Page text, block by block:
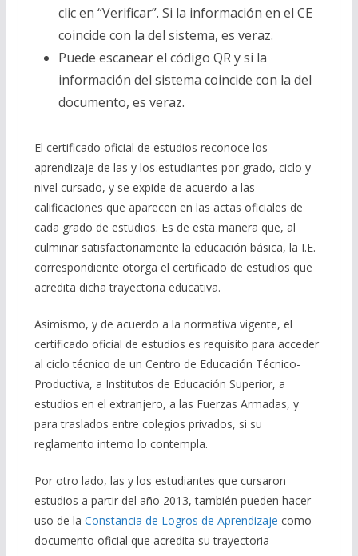
clic en “Verificar”. Si la información en el CE
coincide con la del sistema, es veraz.
Puede escanear el código QR y si la
información del sistema coincide con la del
documento, es veraz.
El certificado oficial de estudios reconoce los
aprendizaje de las y los estudiantes por grado, ciclo y
nivel cursado, y se expide de acuerdo a las
calificaciones que aparecen en las actas oficiales de
cada grado de estudios. Es de esta manera que, al
culminar satisfactoriamente la educación básica, la I.E.
correspondiente otorga el certificado de estudios que
acredita dicha trayectoria educativa.
Asimismo, y de acuerdo a la normativa vigente, el
certificado oficial de estudios es requisito para acceder
al ciclo técnico de un Centro de Educación Técnico-
Productiva, a Institutos de Educación Superior, a
estudios en el extranjero, a las Fuerzas Armadas, y
para traslados entre colegios privados, si su
reglamento interno lo contempla.
Por otro lado, las y los estudiantes que cursaron
estudios a partir del año 2013, también pueden hacer
uso de la Constancia de Logros de Aprendizaje como
documento oficial que acredita su trayectoria